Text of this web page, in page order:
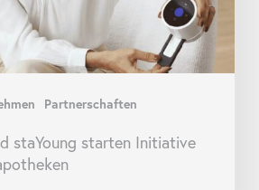
Partnerschaften
staYoung starten Initiative